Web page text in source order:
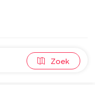
Zoek